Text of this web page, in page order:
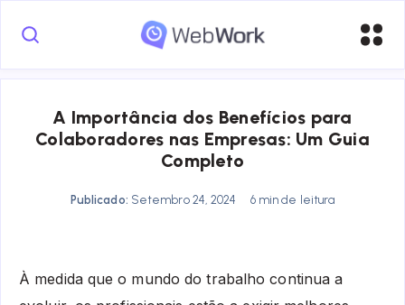
A Importância dos Benefícios para
Colaboradores nas Empresas: Um Guia
Completo
Publicado: Setembro 24, 2024 6 min de leitura
À medida que o mundo do trabalho continua a